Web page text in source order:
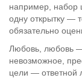
например, набор
одну открытку —
обязательно
Любовь, любовь —
невозможное,
цели — ответной